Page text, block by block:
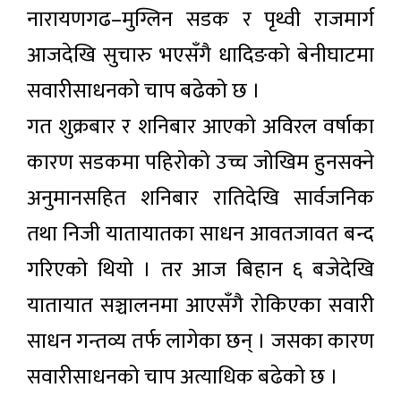
नारायणगढ–मुग्लिन सडक र पृथ्वी राजमार्ग
आजदेखि सुचारु भएसँगै धादिङको बेनीघाटमा
सवारीसाधनको चाप बढेको छ ।
गत शुक्रबार र शनिबार आएको अविरल वर्षाका
कारण सडकमा पहिरोको उच्च जोखिम हुनसक्ने
अनुमानसहित शनिबार रातिदेखि सार्वजनिक
तथा निजी यातायातका साधन आवतजावत बन्द
गरिएको थियो । तर आज बिहान ६ बजेदेखि
यातायात सञ्चालनमा आएसँगै रोकिएका सवारी
साधन गन्तव्य तर्फ लागेका छन् । जसका कारण
सवारीसाधनको चाप अत्याधिक बढेको छ ।